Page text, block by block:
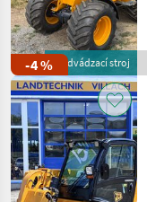
Ostatne
Polnohospodarske
Silove Stroje
Majerske
Nakladace
Jcb
VYBRAŤ
KATEGÓRIU
JCB
-4 % predvádzací stroj